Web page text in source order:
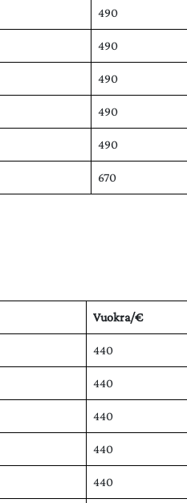
490
490
490
490
490
670
Vuokra/€
440
440
440
440
440